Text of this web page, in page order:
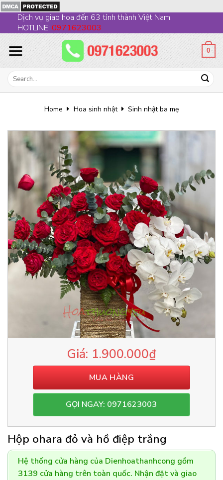
to
content
Dịch vụ giao hoa đến 63 tỉnh thành Việt Nam.
HOTLINE: 0971623003
0
Search
Home Hoa sinh nhật Sinh nhật ba mẹ
1.900.000₫
MUA HÀNG
GỌI NGAY: 0971623003
Hộp ohara đỏ và hồ điệp trắng
Hệ thống cửa hàng của Dienhoathanhcong gồm
3139 cửa hàng trên toàn quốc. Nhận đặt và giao